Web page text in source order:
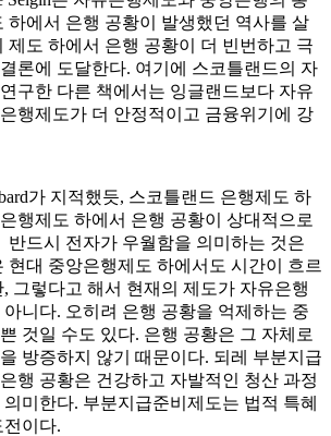
하에서 은행 공황이 발생했던 역사를 살
제도 하에서 은행 공황이 더 빈번하고 극
론에 도달한다. 여기에 스코틀랜드의 자
구한 다른 책에서는 잉글랜드보다 자유
행제도가 더 안정적이고 금융위기에 강
가 지적했듯, 스코틀랜드 은행제도 하
행제도 하에서 은행 공황이 상대적으로
반드시 전자가 우월함을 의미하는 것은
현대 중앙은행제도 하에서도 시간이 흐르
그렇다고 해서 현재의 제도가 자유은행
니다. 오히려 은행 공황을 억제하는 중
것일 수도 있다. 은행 공황은 그 자체로
방증하지 않기 때문이다. 되레 부분지급
행 공황은 건강하고 자발적인 청산 과정
미한다. 부분지급준비제도는 법적 특혜
이다.